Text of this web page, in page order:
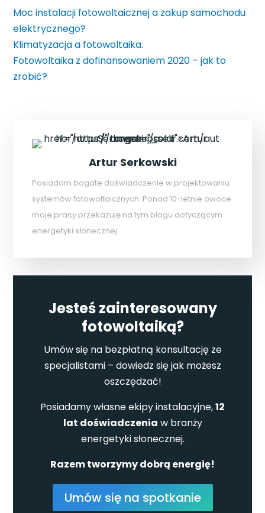
Moc instalacji fotowoltaicznej a zakup samochodu
elektrycznego?
Klimatyzacja a fotowoltaika.
Fotowoltaika z dofinansowaniem 2020 – jak to
zrobić?
Artur Serkowski
Posiadam bogate doświadczenie w projektowaniu
systemów fotowoltaicznych. Ponad 10-letnie owoce
moje pracy przekazuję na tym blogu dotyczącym
energetyki słonecznej.
Jesteś zainteresowany
fotowoltaiką?
Umów się na bezpłatną konsultację ze
specjalistami – dowiedz się jak możesz
oszczędzać!
Posiadamy własne ekipy instalacyjne,12
lat doświadczenia w branży
energetyki słonecznej.
Razem tworzymy dobrą energię!
Umów się na spotkanie